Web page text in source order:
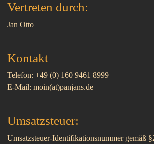
Vertreten durch:
Jan Otto
Kontakt
Telefon: +49 (0) 160 9461 8999
E-Mail: moin(at)panjans.de
Umsatzsteuer:
Umsatzsteuer-Identifikationsnummer gemäß